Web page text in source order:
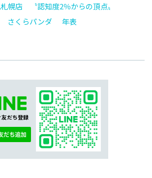
幌店 〝認知度2％からの頂点〟
さくらパンダ 年表
友だち登録